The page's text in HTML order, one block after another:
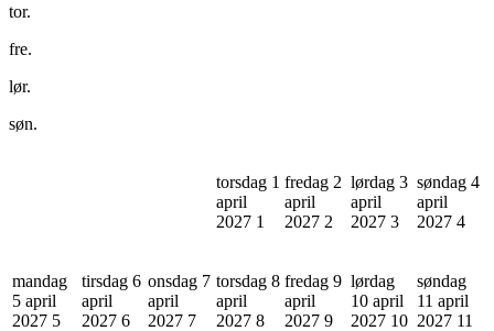
tor.
fre.
lør.
søn.
torsdag 1
april
2027 1
fredag 2
april
2027 2
lørdag 3
april
2027 3
søndag 4
april
2027 4
mandag
5 april
2027 5
tirsdag 6
april
2027 6
onsdag 7
april
2027 7
torsdag 8
april
2027 8
fredag 9
april
2027 9
lørdag
10 april
2027 10
søndag
11 april
2027 11